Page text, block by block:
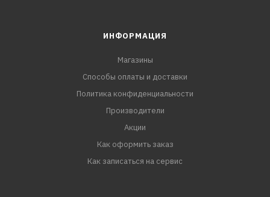
ИНФОРМАЦИЯ
Магазины
Способы оплаты и доставки
Политика конфиденциальности
Производители
Акции
Как оформить заказ
Как записаться на сервис